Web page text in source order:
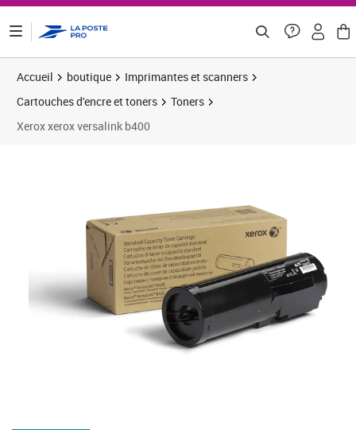
Accueil boutique
Imprimantes et scanners
Cartouches d'encre et toners
Toners
Xerox xerox versalink b400